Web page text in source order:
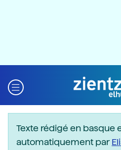
Texte rédigé en basque
automatiquement par